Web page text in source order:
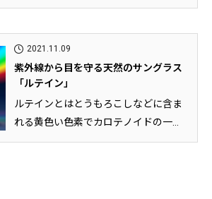
ノイドの一種です。 紫芋やブルー...
2021.11.09
紫外線から目を守る天然のサングラス
「ルテイン」
ルテインとはとうもろこしなどに含ま
れる黄色い色素でカロテノイドの一種
です。 ルテインは「天然のサング...